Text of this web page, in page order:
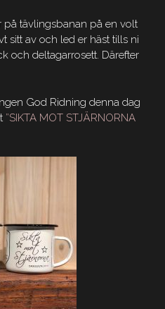
på tävlingsbanan på en volt
sitt av och led er häst tills ni
och deltagarrosett. Därefter
God Ridning denna dag
”SIKTA MOT STJÄRNORNA